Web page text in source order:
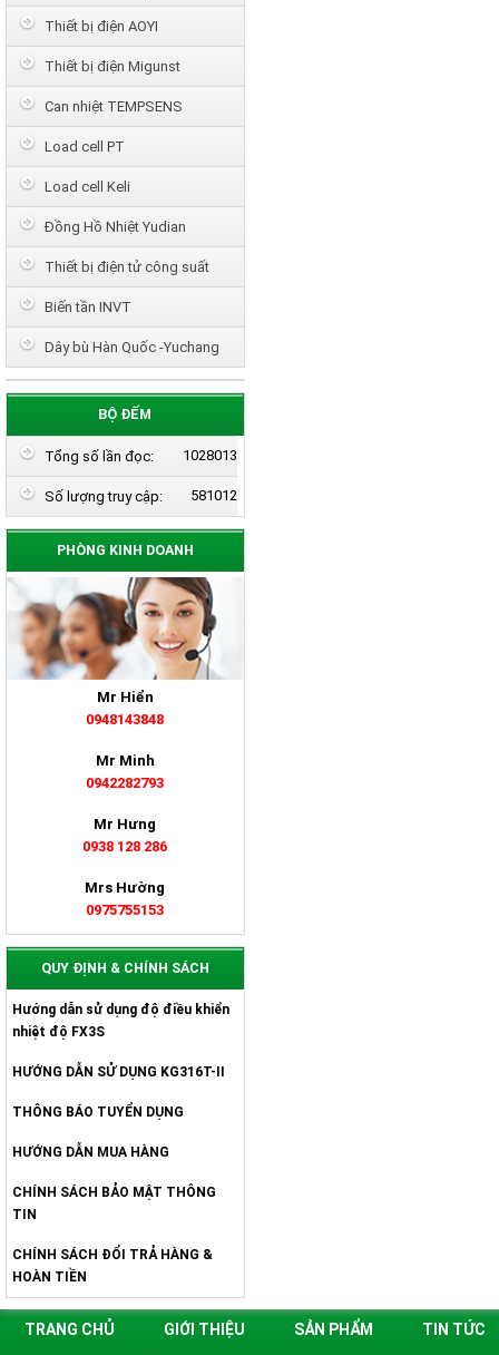
Thiết bị điện AOYI
Thiết bị điện Migunst
Can nhiệt TEMPSENS
Load cell PT
Load cell Keli
Đồng Hồ Nhiệt Yudian
Thiết bị điện tử công suất
Biến tần INVT
Dây bù Hàn Quốc -Yuchang
BỘ ĐẾM
1028013
Tổng số lần đọc:
581012
Số lượng truy cập:
PHÒNG KINH DOANH
Mr Hiển
0948143848
Mr Minh
0942282793
Mr Hưng
0938 128 286
Mrs Hường
0975755153
QUY ĐỊNH & CHÍNH SÁCH
Hướng dẫn sử dụng độ điều khiển
nhiệt độ FX3S
HƯỚNG DẪN SỬ DỤNG KG316T-II
THÔNG BÁO TUYỂN DỤNG
HƯỚNG DẪN MUA HÀNG
CHÍNH SÁCH BẢO MẬT THÔNG
TIN
CHÍNH SÁCH ĐỔI TRẢ HÀNG &
HOÀN TIỀN
TRANG CHỦ GIỚI THIỆU SẢN PHẨM TIN TỨC